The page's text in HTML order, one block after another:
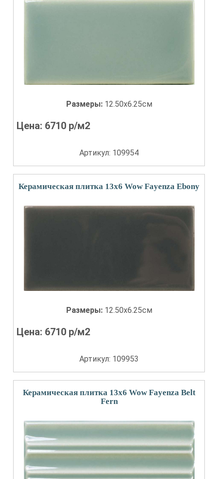
Размеры: 12.50x6.25см
Цена: 6710 р/м2
Артикул: 109954
Керамическая плитка 13x6 Wow Fayenza Ebony
Размеры: 12.50x6.25см
Цена: 6710 р/м2
Артикул: 109953
Керамическая плитка 13x6 Wow Fayenza Belt
Fern